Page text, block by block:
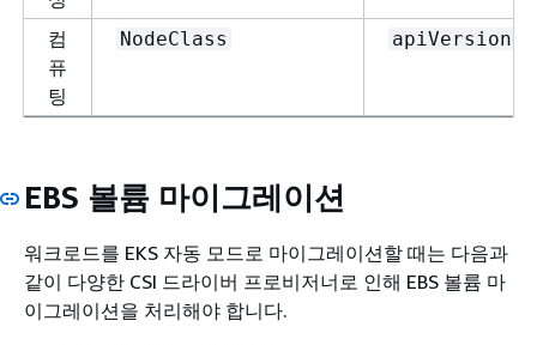
컴
퓨
팅
NodeClass apiVersion
EBS 볼륨 마이그레이션
워크로드를 EKS 자동 모드로 마이그레이션할 때는 다음과
같이 다양한 CSI 드라이버 프로비저너로 인해 EBS 볼륨 마
이그레이션을 처리해야 합니다.